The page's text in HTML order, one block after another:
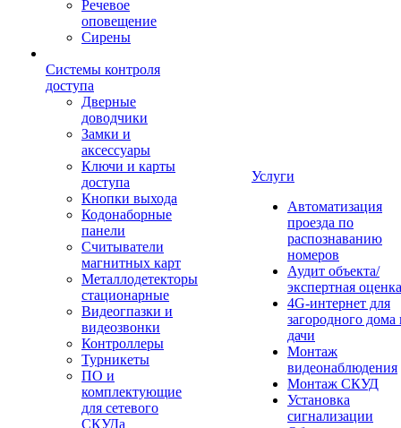
Речевое
оповещение
Сирены
Системы контроля
доступа
Дверные
доводчики
Замки и
аксессуары
Ключи и карты
доступа
Кнопки выхода
Кодонаборные
панели
Считыватели
магнитных карт
Металлодетекторы
стационарные
Видеогпазки и
видеозвонки
Контроллеры
Турникеты
ПО и
комплектующие
для сетевого
СКУДа
Услуги
Автоматизация
проезда по
распознаванию
номеров
Аудит объекта/
экспертная оценка
4G-интернет для
загородного дома
дачи
Монтаж
видеонаблюдения
Монтаж СКУД
Установка
сигнализации